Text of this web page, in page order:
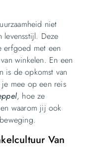
niet
Deze
erfgoed met een
winkelen. En een
is de opkomst van
mee op een reis
, hoe ze
waarom jij ook
Van